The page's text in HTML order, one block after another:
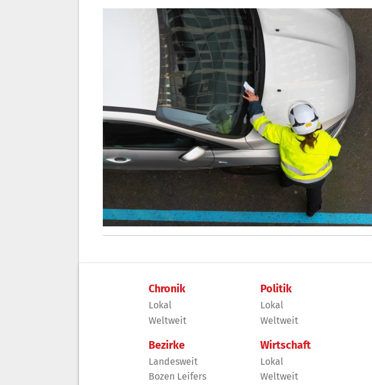
Chronik
Lokal
Weltweit
Bezirke
Landesweit
Bozen Leifers
Politik
Lokal
Weltweit
Wirtschaft
Lokal
Weltweit